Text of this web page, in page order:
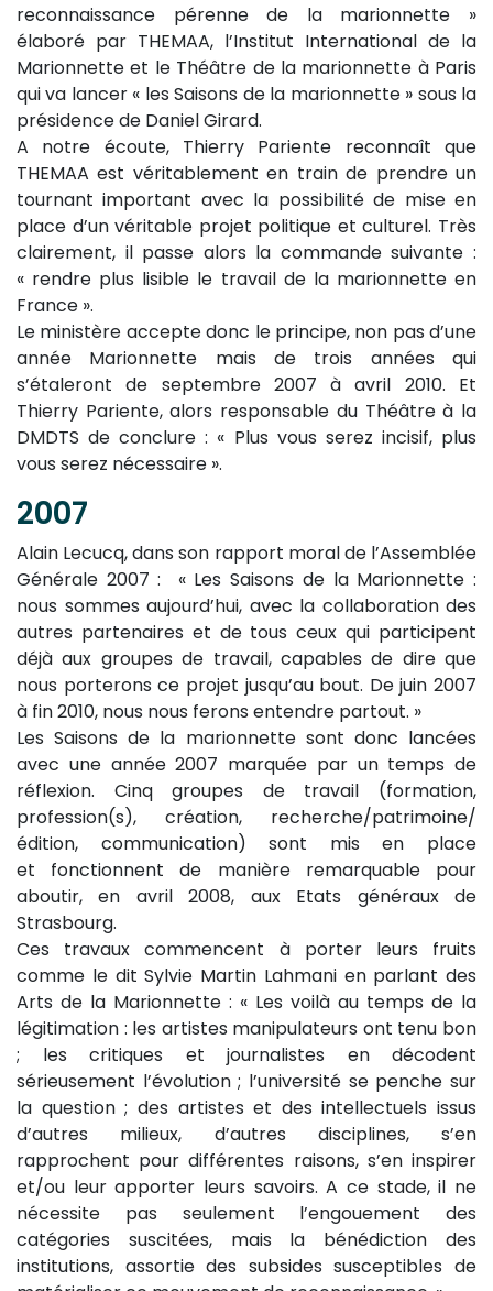
reconnaissance pérenne de la marionnette »
élaboré par THEMAA, l’Institut International de la
Marionnette et le Théâtre de la marionnette à Paris
qui va lancer « les Saisons de la marionnette » sous la
présidence de Daniel Girard.
A notre écoute, Thierry Pariente reconnaît que
THEMAA est véritablement en train de prendre un
tournant important avec la possibilité de mise en
place d’un véritable projet politique et culturel. Très
clairement, il passe alors la commande suivante :
« rendre plus lisible le travail de la marionnette en
France ».
Le ministère accepte donc le principe, non pas d’une
année Marionnette mais de trois années qui
s’étaleront de septembre 2007 à avril 2010. Et
Thierry Pariente, alors responsable du Théâtre à la
DMDTS de conclure : « Plus vous serez incisif, plus
vous serez nécessaire ».
2007
Alain Lecucq, dans son rapport moral de l’Assemblée
Générale 2007 : « Les Saisons de la Marionnette :
nous sommes aujourd’hui, avec la collaboration des
autres partenaires et de tous ceux qui participent
déjà aux groupes de travail, capables de dire que
nous porterons ce projet jusqu’au bout. De juin 2007
à fin 2010, nous nous ferons entendre partout. »
Les Saisons de la marionnette sont donc lancées
avec une année 2007 marquée par un temps de
réflexion. Cinq groupes de travail (formation,
profession(s), création, recherche/patrimoine/
édition, communication) sont mis en place
et fonctionnent de manière remarquable pour
aboutir, en avril 2008, aux Etats généraux de
Strasbourg.
Ces travaux commencent à porter leurs fruits
comme le dit Sylvie Martin Lahmani en parlant des
Arts de la Marionnette : « Les voilà au temps de la
légitimation : les artistes manipulateurs ont tenu bon
; les critiques et journalistes en décodent
sérieusement l’évolution ; l’université se penche sur
la question ; des artistes et des intellectuels issus
d’autres milieux, d’autres disciplines, s’en
rapprochent pour différentes raisons, s’en inspirer
et/ou leur apporter leurs savoirs. A ce stade, il ne
nécessite pas seulement l’engouement des
catégories suscitées, mais la bénédiction des
institutions, assortie des subsides susceptibles de